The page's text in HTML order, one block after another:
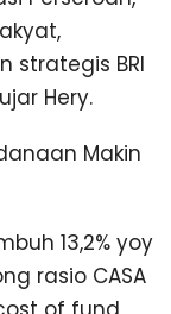
strategis BRI
Hery.
Makin
13,2% yoy
rasio CASA